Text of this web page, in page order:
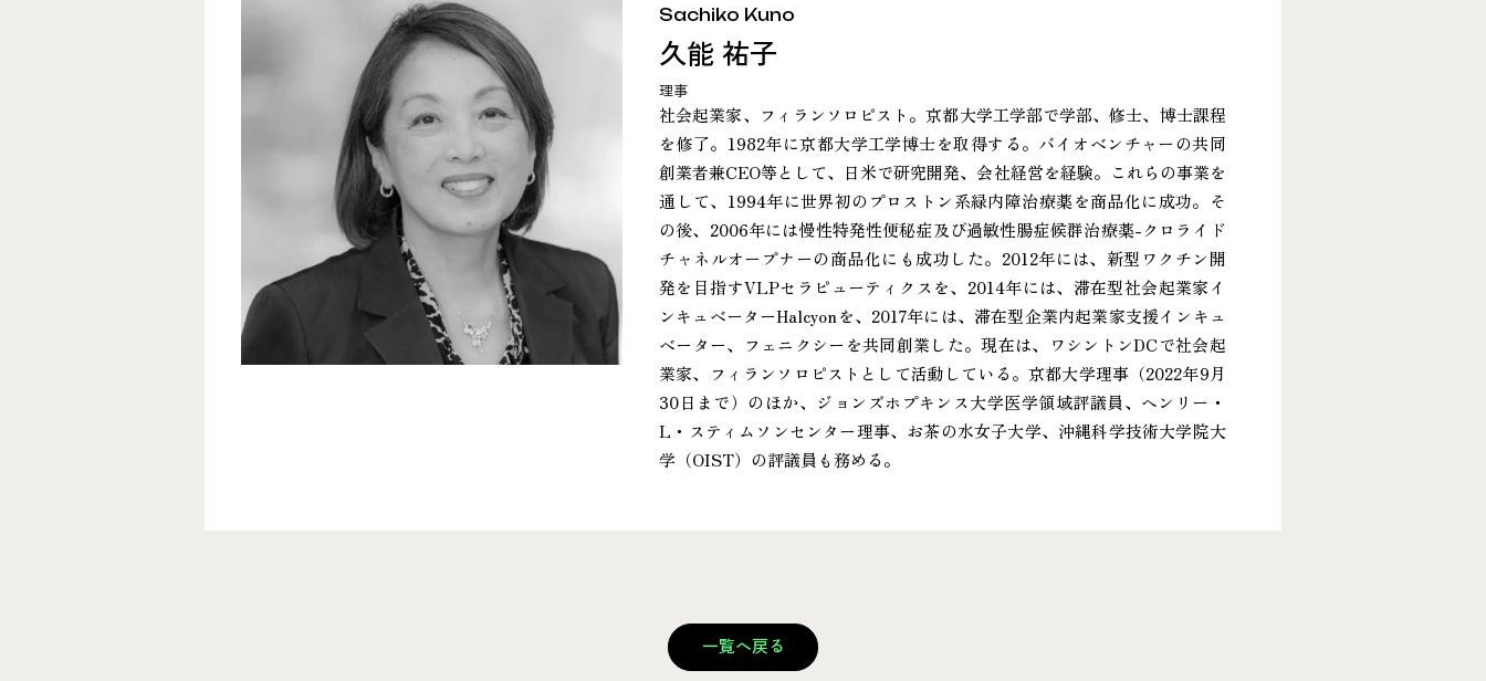
Sachiko Kuno
久能 祐子
理事
社会起業家、フィランソロピスト。京都大学工学部で学部、修士、博士課程
を修了。1982年に京都大学工学博士を取得する。バイオベンチャーの共同
創業者兼CEO等として、日米で研究開発、会社経営を経験。これらの事業を
通して、1994年に世界初のプロストン系緑内障治療薬を商品化に成功。そ
の後、2006年には慢性特発性便秘症及び過敏性腸症候群治療薬-クロライド
チャネルオープナーの商品化にも成功した。2012年には、新型ワクチン開
発を目指すVLPセラピューティクスを、2014年には、滞在型社会起業家イ
ンキュベーターHalcyonを、2017年には、滞在型企業内起業家支援インキュ
ベーター、フェニクシーを共同創業した。現在は、ワシントンDCで社会起
業家、フィランソロピストとして活動している。京都大学理事（2022年9月
30日まで）のほか、ジョンズホプキンス大学医学領域評議員、ヘンリー・
L・スティムソンセンター理事、お茶の水女子大学、沖縄科学技術大学院大
学（OIST）の評議員も務める。
一覧へ戻る